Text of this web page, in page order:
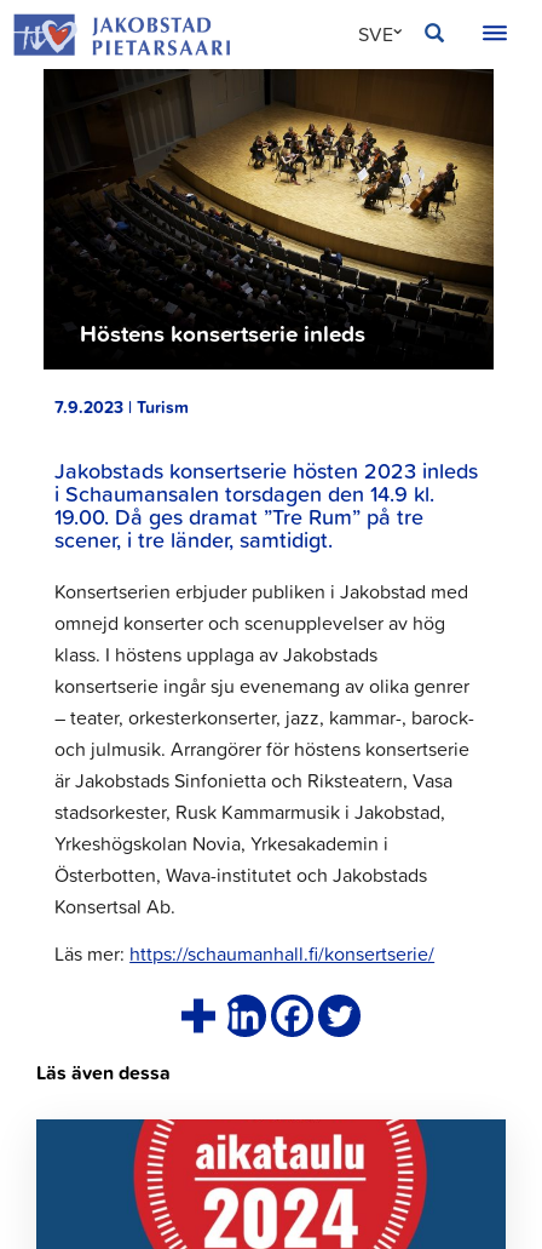
Hoppa
till
innehållet
SVE
ENG
Höstens konsertserie inleds
7.9.2023 | Turism
Jakobstads konsertserie hösten 2023 inleds
i Schaumansalen torsdagen den 14.9 kl.
19.00. Då ges dramat ”Tre Rum” på tre
scener, i tre länder, samtidigt.
Konsertserien erbjuder publiken i Jakobstad med
omnejd konserter och scenupplevelser av hög
klass. I höstens upplaga av Jakobstads
konsertserie ingår sju evenemang av olika genrer
– teater, orkesterkonserter, jazz, kammar-, barock-
och julmusik. Arrangörer för höstens konsertserie
är Jakobstads Sinfonietta och Riksteatern, Vasa
stadsorkester, Rusk Kammarmusik i Jakobstad,
Yrkeshögskolan Novia, Yrkesakademin i
Österbotten, Wava-institutet och Jakobstads
Konsertsal Ab.
Läs mer: https://schaumanhall.fi/konsertserie/
Läs även dessa